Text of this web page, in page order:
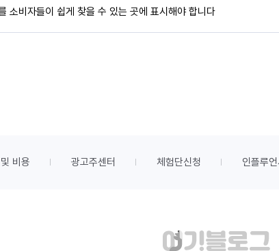
소비자들이 쉽게 찾을 수 있는 곳에 표시해야 합니다
비용 광고주센터 체험단신청 인플루언